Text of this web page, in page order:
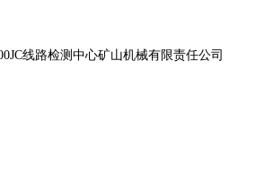
线路检测中心矿山机械有限责任公司